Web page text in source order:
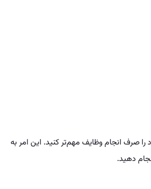
را صرف انجام وظایف مهم‌تر کنید. این امر به
دهید.